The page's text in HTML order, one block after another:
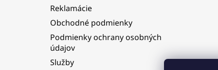
Reklamácie
Obchodné podmienky
Podmienky ochrany osobných
údajov
Služby